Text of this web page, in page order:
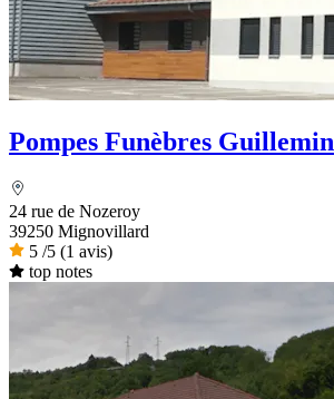
Pompes Funèbres Guillemin
24 rue de Nozeroy
39250 Mignovillard
5 /5 (1 avis)
top notes